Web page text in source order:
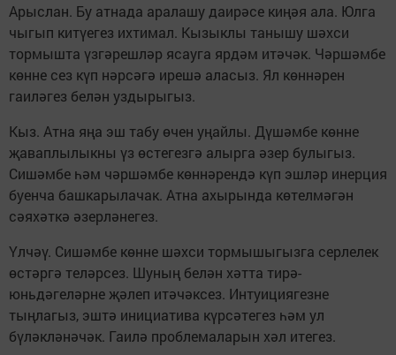
Арыслан. Бу атнада аралашу даирәсе киңәя ала. Юлга
чыгып китүегез ихтимал. Кызыклы танышу шәхси
тормышта үзгәрешләр ясауга ярдәм итәчәк. Чәршәмбе
көнне сез күп нәрсәгә ирешә аласыз. Ял көннәрен
гаиләгез белән уздырыгыз.
Кыз. Атна яңа эш табу өчен уңайлы. Дүшәмбе көнне
җаваплылыкны үз өстегезгә алырга әзер булыгыз.
Сишәмбе һәм чәршәмбе көннәрендә күп эшләр инерция
буенча башкарылачак. Атна ахырында көтелмәгән
сәяхәткә әзерләнегез.
Үлчәү. Сишәмбе көнне шәхси тормышыгызга серлелек
өстәргә теләрсез. Шуның белән хәтта тирә-
юньдәгеләрне җәлеп итәчәксез. Интуициягезне
тыңлагыз, эштә инициатива күрсәтегез һәм ул
бүләкләнәчәк. Гаилә проблемаларын хәл итегез.